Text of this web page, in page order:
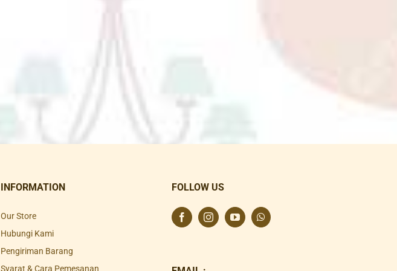
INFORMATION
Our Store
Hubungi Kami
Pengiriman Barang
Syarat & Cara Pemesanan
FOLLOW US